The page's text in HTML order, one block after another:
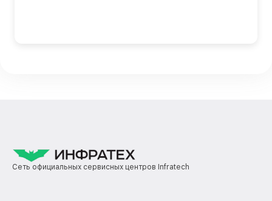
Сеть официальных сервисных центров Infratech